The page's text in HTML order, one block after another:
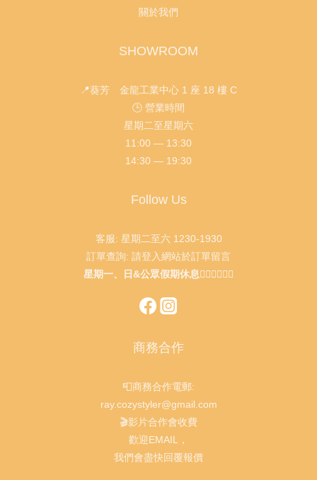
關於我們
SHOWROOM
📍葵芳 金龍工業中心 1 座 18 樓 C
🕒 營業時間
星期二至星期六
11:00 — 13:30
14:30 — 19:30
Follow Us
客服: 星期二至六 1230-1930
訂單查詢: 請登入網站於訂單留言
星期一、日&公眾假期休息🙇🏻‍♂️🙇🏻‍♀️
商務合作
📮商務合作電郵:
ray.cozystyler@gmail.com
🎬影片合作會收費
歡迎EMAIL，
我們會盡快回覆報價